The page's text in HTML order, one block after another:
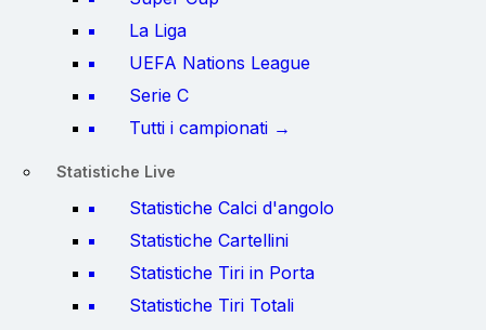
La Liga
UEFA Nations League
Serie C
Tutti i campionati →
Statistiche Live
Statistiche Calci d'angolo
Statistiche Cartellini
Statistiche Tiri in Porta
Statistiche Tiri Totali